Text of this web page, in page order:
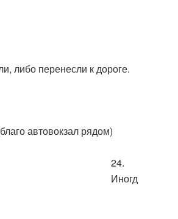
либо перенесли к дороге.
автовокзал рядом)
24.
Иногд